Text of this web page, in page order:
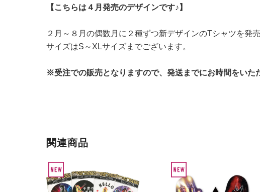
【こちらは４月発売のデザインです♪】
２月～８月の偶数月に２種ずつ新デザインのTシャツを発
サイズはS～XLサイズまでございます。
※受注での販売となりますので、発送までにお時間をいた
関連商品